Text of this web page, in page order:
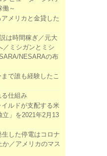
働～
メリカと金貸した
は時間稼ぎ／元大
／ミシガンとミシ
NESARAの布
で誰も経験したこ
仕組み
ルドが支配する米
立」を2021年2月13
した停電はコロナ
／アメリカのマス